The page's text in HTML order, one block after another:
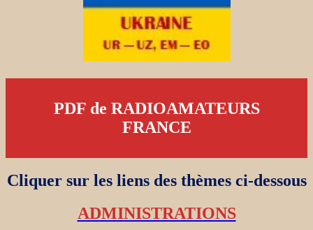
PDF de RADIOAMATEURS
FRANCE
Cliquer sur les liens des thèmes ci-dessous
ADMINISTRATIONS